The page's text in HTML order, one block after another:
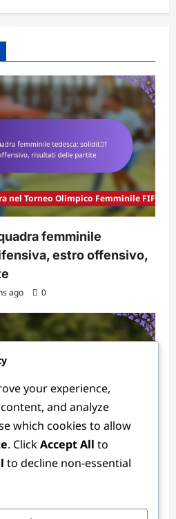
nel Torneo Olimpico Femminile FIFA
femminile
estro offensivo,
ago 0
vs. Francia:
your experience,
and analyze
which cookies to allow
. ClickAccept All to
to decline non-essential